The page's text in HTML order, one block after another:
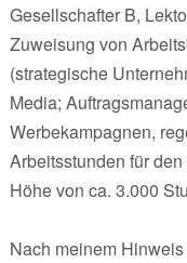
Gesellschafter B,
Zuweisung von
(strategische
Media;
Werbekampagnen,
Arbeitsstunden für
Höhe von ca. 3.000
Nach meinem